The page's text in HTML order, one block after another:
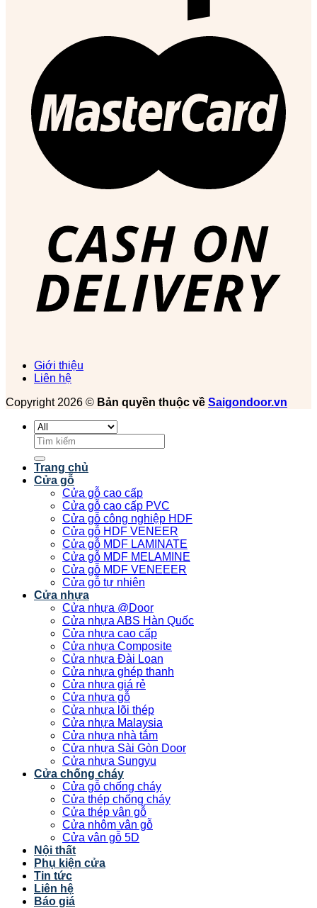
Giới thiệu
Liên hệ
Copyright 2026 © Bản quyền thuộc về Saigondoor.vn
Tìm
kiếm:
Trang chủ
Cửa gỗ
Cửa gỗ cao cấp
Cửa gỗ cao cấp PVC
Cửa gỗ công nghiệp HDF
Cửa gỗ HDF VENEER
Cửa gỗ MDF LAMINATE
Cửa gỗ MDF MELAMINE
Cửa gỗ MDF VENEEER
Cửa gỗ tự nhiên
Cửa nhựa
Cửa nhựa @Door
Cửa nhựa ABS Hàn Quốc
Cửa nhựa cao cấp
Cửa nhựa Composite
Cửa nhựa Đài Loan
Cửa nhựa ghép thanh
Cửa nhựa giá rẻ
Cửa nhựa gỗ
Cửa nhựa lõi thép
Cửa nhựa Malaysia
Cửa nhựa nhà tắm
Cửa nhựa Sài Gòn Door
Cửa nhựa Sungyu
Cửa chống cháy
Cửa gỗ chống cháy
Cửa thép chống cháy
Cửa thép vân gỗ
Cửa nhôm vân gỗ
Cửa vân gỗ 5D
Nội thất
Phụ kiện cửa
Tin tức
Liên hệ
Báo giá